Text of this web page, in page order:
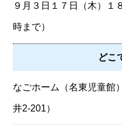
９月３日１７日（木）１
時まで）
どこ
なごホーム（名東児童館
井2-201）